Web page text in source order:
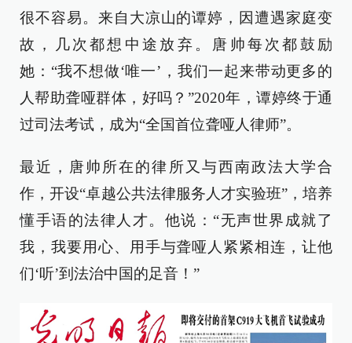
很不容易。来自大凉山的谭婷，因遭遇家庭变
故，几次都想中途放弃。唐帅每次都鼓励
她：“我不想做‘唯一’，我们一起来带动更多的
人帮助聋哑群体，好吗？”2020年，谭婷终于通
过司法考试，成为“全国首位聋哑人律师”。
最近，唐帅所在的律所又与西南政法大学合
作，开设“卓越公共法律服务人才实验班”，培养
懂手语的法律人才。他说：“无声世界成就了
我，我要用心、用手与聋哑人紧紧相连，让他
们‘听’到法治中国的足音！”